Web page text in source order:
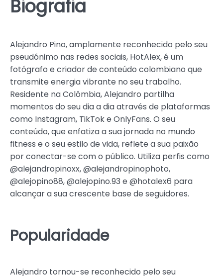
Biografia
Alejandro Pino, amplamente reconhecido pelo seu
pseudónimo nas redes sociais, HotAlex, é um
fotógrafo e criador de conteúdo colombiano que
transmite energia vibrante no seu trabalho.
Residente na Colômbia, Alejandro partilha
momentos do seu dia a dia através de plataformas
como Instagram, TikTok e OnlyFans. O seu
conteúdo, que enfatiza a sua jornada no mundo
fitness e o seu estilo de vida, reflete a sua paixão
por conectar-se com o público. Utiliza perfis como
@alejandropinoxx, @alejandropinophoto,
@alejopino88, @alejopino.93 e @hotalex6 para
alcançar a sua crescente base de seguidores.
Popularidade
Alejandro tornou-se reconhecido pelo seu